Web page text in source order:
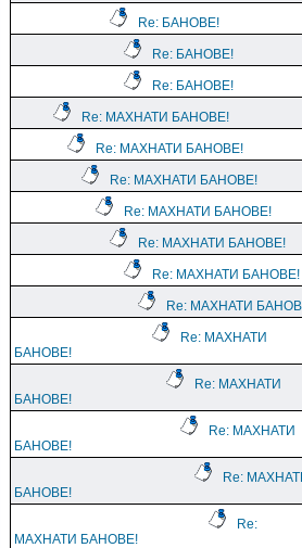
Re: БАНОВЕ!
Re: БАНОВЕ!
Re: БАНОВЕ!
Re: МАХНАТИ БАНОВЕ!
Re: МАХНАТИ БАНОВЕ!
Re: МАХНАТИ БАНОВЕ!
Re: МАХНАТИ БАНОВЕ!
Re: МАХНАТИ БАНОВЕ!
Re: МАХНАТИ БАНОВЕ!
Re: МАХНАТИ
Re: МАХНАТИ
БАНОВЕ!
Re: МАХНАТИ
БАНОВЕ!
Re: МАХНАТИ
БАНОВЕ!
Re:
БАНОВЕ!
Re:
МАХНАТИ БАНОВЕ!